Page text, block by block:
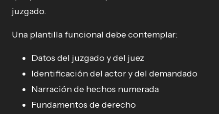
juzgado.
Una plantilla funcional debe contemplar:
Datos del juzgado y del juez
Identificación del actor y del demandado
Narración de hechos numerada
Fundamentos de derecho